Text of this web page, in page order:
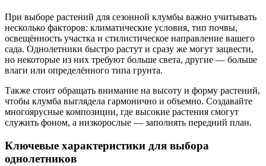
При выборе растений для сезонной клумбы важно учитывать
несколько факторов: климатические условия, тип почвы,
освещённость участка и стилистическое направление вашего
сада. Однолетники быстро растут и сразу же могут зацвести,
но некоторые из них требуют больше света, другие — больше
влаги или определённого типа грунта.
Также стоит обращать внимание на высоту и форму растений,
чтобы клумба выглядела гармонично и объемно. Создавайте
многоярусные композиции, где высокие растения смогут
служить фоном, а низкорослые — заполнять передний план.
Ключевые характеристики для выбора
однолетников